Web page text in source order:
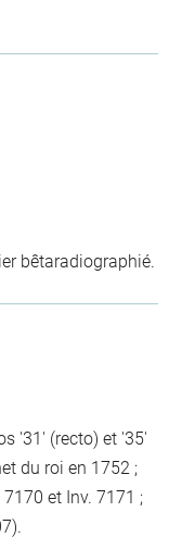
bêtaradiographié.
'31' (recto) et '35'
du roi en 1752 ;
et Inv. 7171 ;